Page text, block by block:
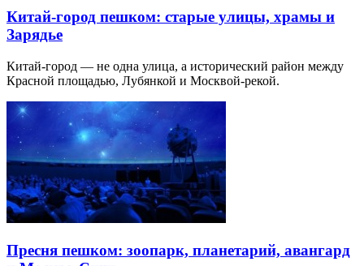
Китай-город пешком: старые улицы, храмы и
Зарядье
Китай-город — не одна улица, а исторический район между
Красной площадью, Лубянкой и Москвой-рекой.
Пресня пешком: зоопарк, планетарий, авангард